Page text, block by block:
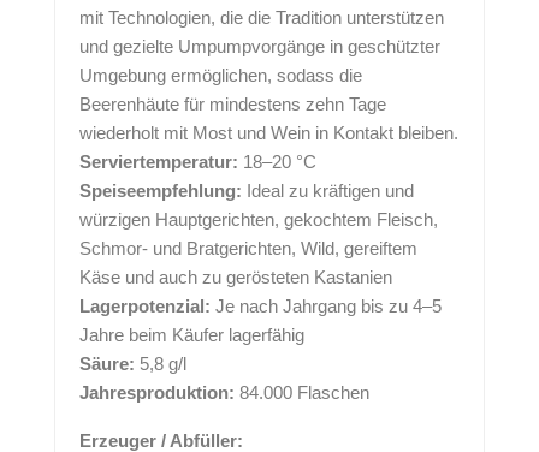
mit Technologien, die die Tradition unterstützen
und gezielte Umpumpvorgänge in geschützter
Umgebung ermöglichen, sodass die
Beerenhäute für mindestens zehn Tage
wiederholt mit Most und Wein in Kontakt bleiben.
Serviertemperatur: 18–20 °C
Speiseempfehlung: Ideal zu kräftigen und
würzigen Hauptgerichten, gekochtem Fleisch,
Schmor- und Bratgerichten, Wild, gereiftem
Käse und auch zu gerösteten Kastanien
Lagerpotenzial: Je nach Jahrgang bis zu 4–5
Jahre beim Käufer lagerfähig
Säure: 5,8 g/l
Jahresproduktion: 84.000 Flaschen
Erzeuger / Abfüller: